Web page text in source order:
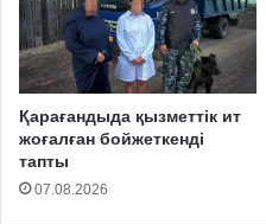
Қарағандыда қызметтік ит
жоғалған бойжеткенді
тапты
07.08.2026